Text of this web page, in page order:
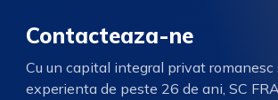
Contacteaza-ne
Cu un capital integral privat romanesc
experienta de peste 26 de ani, SC